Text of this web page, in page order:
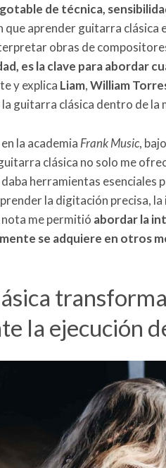
de técnica,
que aprender guitarra clásica
obras de
es la clave para abordar
y explica Liam,William
guitarra clásica dentro de la
la academia Frank Music,
clásica no solo me
daba herramientas
la digitación precisa, la
me permitió abordar la
se adquiere en otros
la ejecución